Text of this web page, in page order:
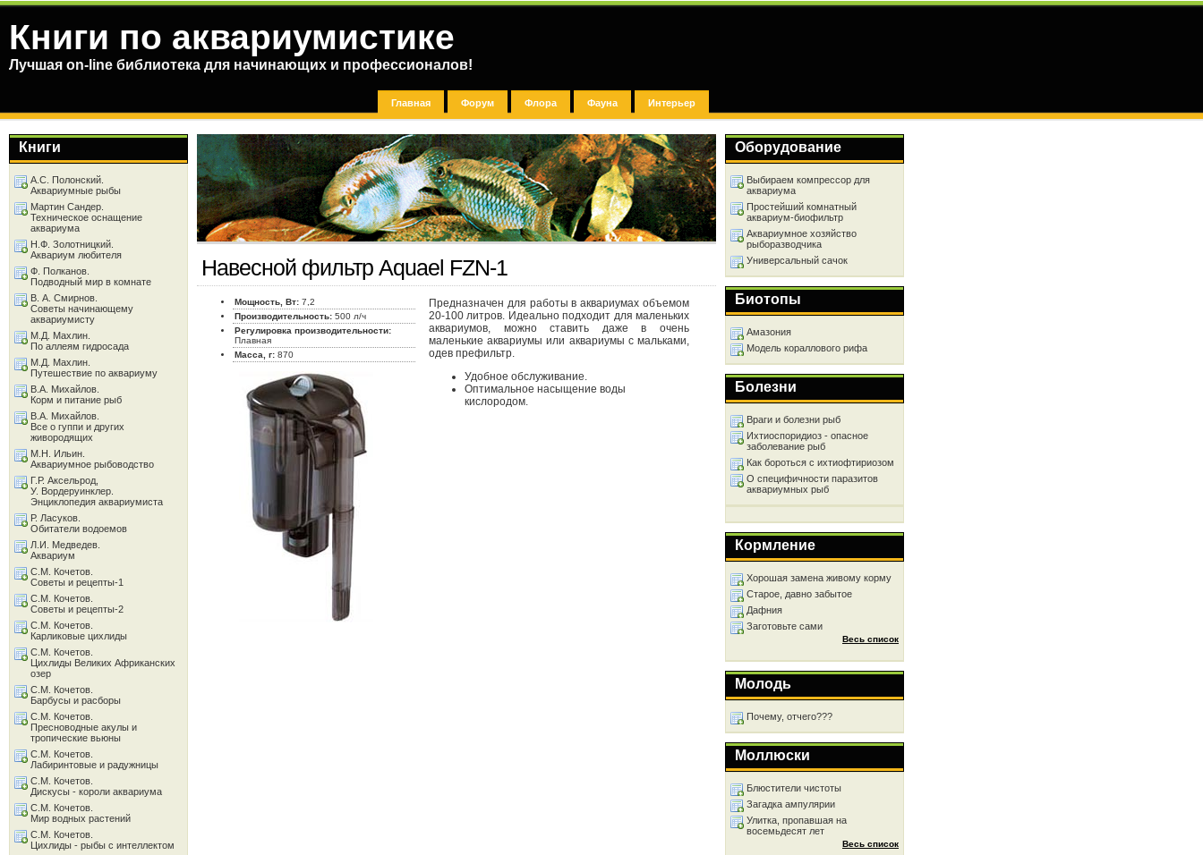
Книги по аквариумистике
Лучшая on-line библиотека для начинающих и профессионалов!
Главная Форум Флора Фауна Интерьер
Навесной фильтр Aquael FZN-1
Мощность, Вт: 7,2
Производительность: 500 л/ч
Регулировка производительности:
Плавная
Масса, г: 870
Предназначен для работы в аквариумах объемом
20-100 литров. Идеально подходит для маленьких
аквариумов, можно ставить даже в очень
маленькие аквариумы или аквариумы с мальками,
одев префильтр.
Удобное обслуживание.
Оптимальное насыщение воды
кислородом.
Оборудование
Выбираем компрессор для
аквариума
Простейший комнатный
аквариум-биофильтр
Аквариумное хозяйство
рыборазводчика
Универсальный сачок
Биотопы
Амазония
Модель кораллового рифа
Болезни
Враги и болезни рыб
Ихтиоспоридиоз - опасное
заболевание рыб
Как бороться с ихтиофтириозом
О специфичности паразитов
аквариумных рыб
Кормление
Хорошая замена живому корму
Старое, давно забытое
Дафния
Заготовьте сами
Весь список
Молодь
Почему, отчего???
Моллюски
Блюстители чистоты
Загадка ампулярии
Улитка, пропавшая на
восемьдесят лет
Весь список
Книги
А.С. Полонский.
Аквариумные рыбы
Мартин Сандер.
Техническое оснащение
аквариума
Н.Ф. Золотницкий.
Аквариум любителя
Ф. Полканов.
Подводный мир в комнате
В. А. Смирнов.
Советы начинающему
аквариумисту
М.Д. Махлин.
По аллеям гидросада
М.Д. Махлин.
Путешествие по аквариуму
В.А. Михайлов.
Корм и питание рыб
В.А. Михайлов.
Все о гуппи и других
живородящих
М.Н. Ильин.
Аквариумное рыбоводство
Г.Р. Аксельрод,
У. Вордеруинклер.
Энциклопедия аквариумиста
Р. Ласуков.
Обитатели водоемов
Л.И. Медведев.
Аквариум
С.М. Кочетов.
Советы и рецепты-1
С.М. Кочетов.
Советы и рецепты-2
С.М. Кочетов.
Карликовые цихлиды
С.М. Кочетов.
Цихлиды Великих Африканских
озер
С.М. Кочетов.
Барбусы и расборы
С.М. Кочетов.
Пресноводные акулы и
тропические вьюны
С.М. Кочетов.
Лабиринтовые и радужницы
С.М. Кочетов.
Дискусы - короли аквариума
С.М. Кочетов.
Мир водных растений
С.М. Кочетов.
Цихлиды - рыбы с интеллектом